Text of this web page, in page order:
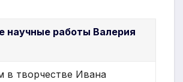
научные работы Валерия
в творчестве Ивана